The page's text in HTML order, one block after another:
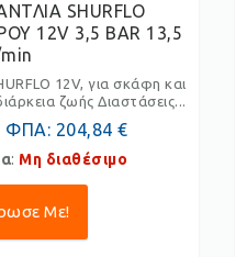
SHURFLO
12V 3,5 BAR 13,5
12V, για σκάφη και
ζωής Διαστάσεις...
ΦΠΑ: 204,84 €
: Μη διαθέσιμο
Με!